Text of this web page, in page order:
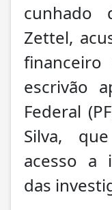
cunhado
Zettel,
escrivão
Federal
Silva,
acesso a
das